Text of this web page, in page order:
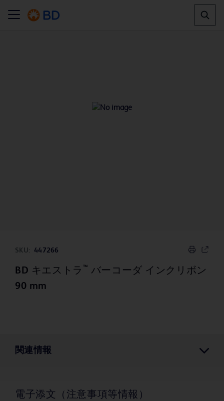
SKU: 447266
BD キエストラ ™ バーコーダ インクリボン
90 mm
関連情報
電子添文（注意事項等情報）